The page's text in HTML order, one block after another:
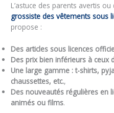
L’astuce des parents avertis
grossiste des vêtements sous
propose :
Des articles sous licences
Des prix bien inférieurs à ceux
Une large gamme : t-shirts,
chaussettes, etc.,
Des nouveautés régulières en
animés ou films.